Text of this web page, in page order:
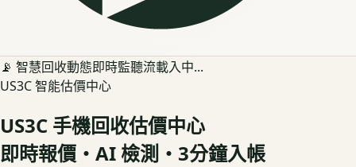
📡 智慧回收動態即時監聽流載入中...
US3C 智能估價中心
US3C 手機回收估價中心
即時報價・AI 檢測・3分鐘入帳